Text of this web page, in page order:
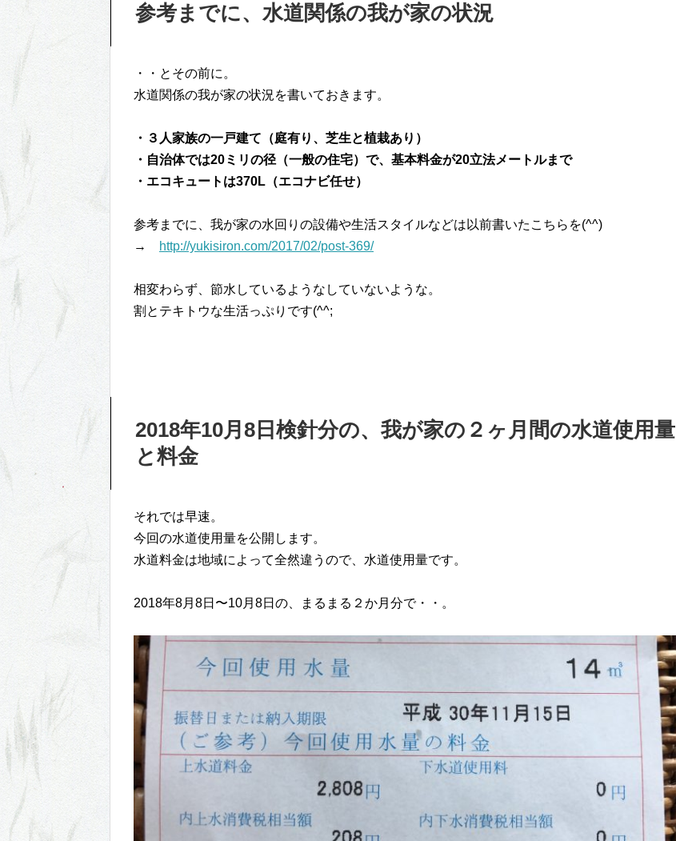
参考までに、水道関係の我が家の状況
・・とその前に。
水道関係の我が家の状況を書いておきます。
・３人家族の一戸建て（庭有り、芝生と植栽あり）
・自治体では20ミリの径（一般の住宅）で、基本料金が20立法メートルまで
・エコキュートは370L（エコナビ任せ）
参考までに、我が家の水回りの設備や生活スタイルなどは以前書いたこちらを(^^)
→
http://yukisiron.com/2017/02/post-369/
相変わらず、節水しているようなしていないような。
割とテキトウな生活っぷりです(^^;
2018年10月8日検針分の、我が家の２ヶ月間の水道使用量
と料金
それでは早速。
今回の水道使用量を公開します。
水道料金は地域によって全然違うので、水道使用量です。
2018年8月8日〜10月8日の、まるまる２か月分で・・。